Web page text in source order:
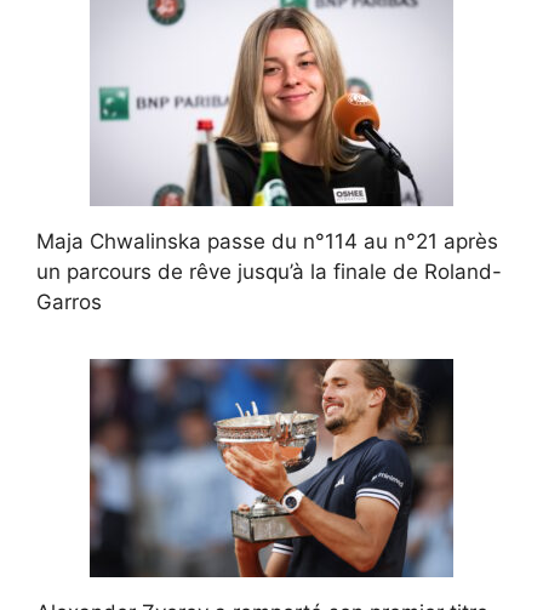
Maja Chwalinska passe du n°114 au n°21 après
un parcours de rêve jusqu’à la finale de Roland-
Garros